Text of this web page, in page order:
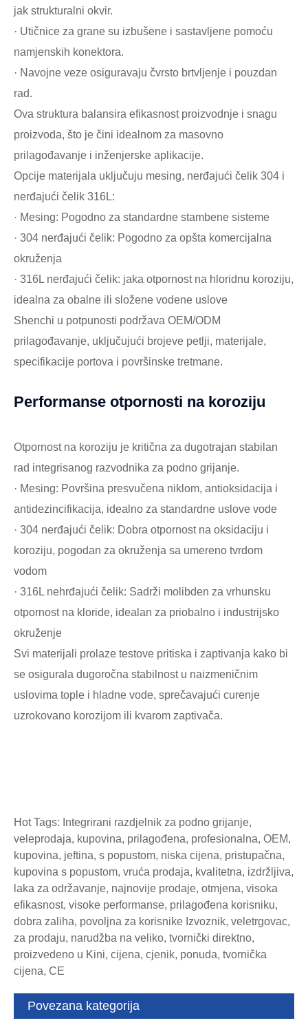
jak strukturalni okvir.
· Utičnice za grane su izbušene i sastavljene pomoću
namjenskih konektora.
· Navojne veze osiguravaju čvrsto brtvljenje i pouzdan
rad.
Ova struktura balansira efikasnost proizvodnje i snagu
proizvoda, što je čini idealnom za masovno
prilagođavanje i inženjerske aplikacije.
Opcije materijala uključuju mesing, nerđajući čelik 304 i
nerđajući čelik 316L:
· Mesing: Pogodno za standardne stambene sisteme
· 304 nerđajući čelik: Pogodno za opšta komercijalna
okruženja
· 316L nerđajući čelik: jaka otpornost na hloridnu koroziju,
idealna za obalne ili složene vodene uslove
Shenchi u potpunosti podržava OEM/ODM
prilagođavanje, uključujući brojeve petlji, materijale,
specifikacije portova i površinske tretmane.
Performanse otpornosti na koroziju
Otpornost na koroziju je kritična za dugotrajan stabilan
rad integrisanog razvodnika za podno grijanje.
· Mesing: Površina presvučena niklom, antioksidacija i
antidezincifikacija, idealno za standardne uslove vode
· 304 nerđajući čelik: Dobra otpornost na oksidaciju i
koroziju, pogodan za okruženja sa umereno tvrdom
vodom
· 316L nehrđajući čelik: Sadrži molibden za vrhunsku
otpornost na kloride, idealan za priobalno i industrijsko
okruženje
Svi materijali prolaze testove pritiska i zaptivanja kako bi
se osigurala dugoročna stabilnost u naizmeničnim
uslovima tople i hladne vode, sprečavajući curenje
uzrokovano korozijom ili kvarom zaptivača.
Hot Tags: Integrirani razdjelnik za podno grijanje,
veleprodaja, kupovina, prilagođena, profesionalna, OEM,
kupovina, jeftina, s popustom, niska cijena, pristupačna,
kupovina s popustom, vruća prodaja, kvalitetna, izdržljiva,
laka za održavanje, najnovije prodaje, otmjena, visoka
efikasnost, visoke performanse, prilagođena korisniku,
dobra zaliha, povoljna za korisnike Izvoznik, veletrgovac,
za prodaju, narudžba na veliko, tvornički direktno,
proizvedeno u Kini, cijena, cjenik, ponuda, tvornička
cijena, CE
Povezana kategorija